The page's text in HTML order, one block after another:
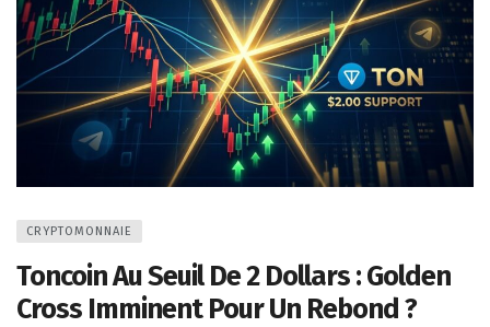
CRYPTOMONNAIE
Toncoin Au Seuil De 2 Dollars : Golden
Cross Imminent Pour Un Rebond ?